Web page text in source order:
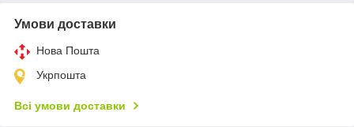
Умови доставки
Нова Пошта
Укрпошта
Всі умови доставки